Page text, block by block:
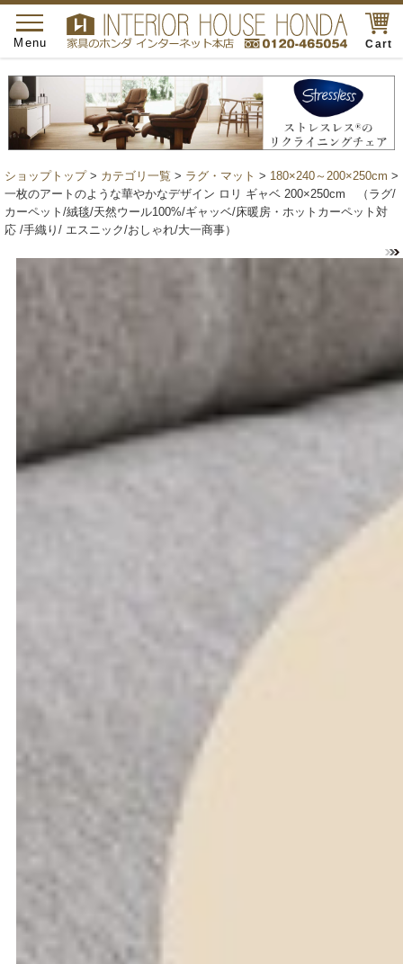
Cart
toggle
navigation
Menu
ショップトップ> カテゴリ一覧 > ラグ・マット > 180×240～200×250cm >
一枚のアートのような華やかなデザイン ロリ ギャベ 200×250cm （ラグ/
カーペット/絨毯/天然ウール100%/ギャッベ/床暖房・ホットカーペット対
応 /手織り/ エスニック/おしゃれ/大一商事）